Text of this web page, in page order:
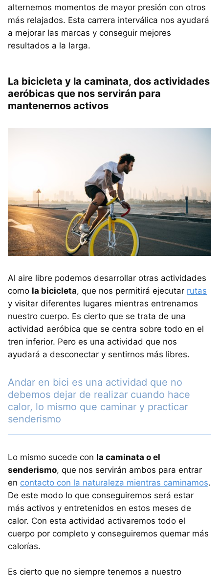
alternemos momentos de mayor presión con otros
más relajados. Esta carrera interválica nos ayudará
a mejorar las marcas y conseguir mejores
resultados a la larga.
La bicicleta y la caminata, dos actividades
aeróbicas que nos servirán para
mantenernos activos
Al aire libre podemos desarrollar otras actividades
como la bicicleta, que nos permitirá ejecutar rutas
y visitar diferentes lugares mientras entrenamos
nuestro cuerpo. Es cierto que se trata de una
actividad aeróbica que se centra sobre todo en el
tren inferior. Pero es una actividad que nos
ayudará a desconectar y sentirnos más libres.
Andar en bici es una actividad que no
debemos dejar de realizar cuando hace
calor, lo mismo que caminar y practicar
senderismo
Lo mismo sucede con la caminata o el
senderismo, que nos servirán ambos para entrar
en contacto con la naturaleza mientras caminamos.
De este modo lo que conseguiremos será estar
más activos y entretenidos en estos meses de
calor. Con esta actividad activaremos todo el
cuerpo por completo y conseguiremos quemar más
calorías.
Es cierto que no siempre tenemos a nuestro